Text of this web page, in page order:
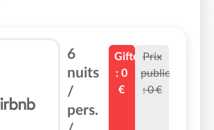
6
nuits
/
pers.
Gifteo
:0
€
Prix
public
:0€